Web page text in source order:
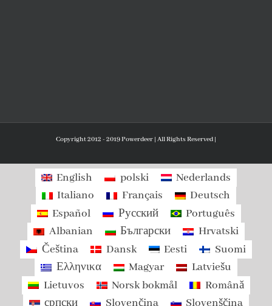
Copyright 2012 - 2019 Powerdeer | All Rights Reserved |
English polski
Nederlands
Italiano
Français
Deutsch
Español
Русский
Português
Albanian
Български
Hrvatski
Čeština
Dansk Eesti
Suomi
Ελληνικα
Magyar
Latviešu
Lietuvos
Norsk bokmål
Română
српски
Slovenčina Slovenščina